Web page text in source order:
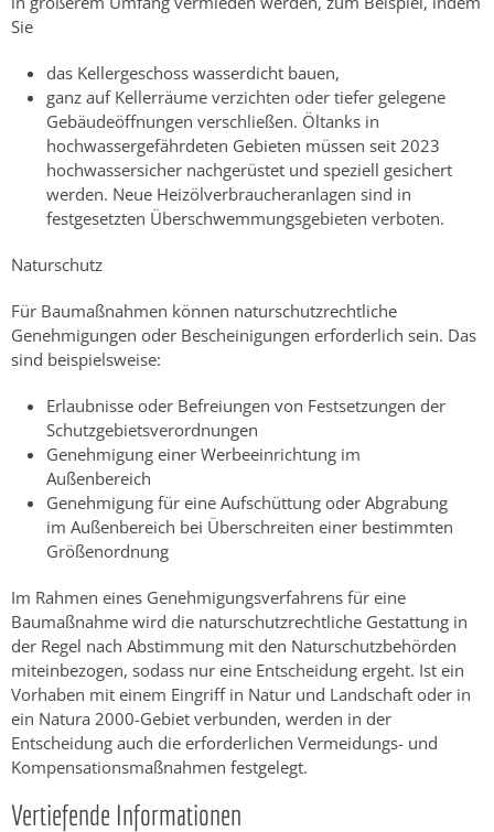
Sie
das Kellergeschoss wasserdicht bauen,
ganz auf Kellerräume verzichten oder tiefer gelegene
Gebäudeöffnungen verschließen. Öltanks in
hochwassergefährdeten Gebieten müssen seit 2023
hochwassersicher nachgerüstet und speziell gesichert
werden. Neue Heizölverbraucheranlagen sind in
festgesetzten Überschwemmungsgebieten verboten.
Naturschutz
Für Baumaßnahmen können naturschutzrechtliche
Genehmigungen oder Bescheinigungen erforderlich sein. Das
sind beispielsweise:
Erlaubnisse oder Befreiungen von Festsetzungen der
Schutzgebietsverordnungen
Genehmigung einer Werbeeinrichtung im
Außenbereich
Genehmigung für eine Aufschüttung oder Abgrabung
im Außenbereich bei Überschreiten einer bestimmten
Größenordnung
Im Rahmen eines Genehmigungsverfahrens für eine
Baumaßnahme wird die naturschutzrechtliche Gestattung in
der Regel nach Abstimmung mit den Naturschutzbehörden
miteinbezogen, sodass nur eine Entscheidung ergeht. Ist ein
Vorhaben mit einem Eingriff in Natur und Landschaft oder in
ein Natura 2000-Gebiet verbunden, werden in der
Entscheidung auch die erforderlichen Vermeidungs- und
Kompensationsmaßnahmen festgelegt.
Vertiefende Informationen